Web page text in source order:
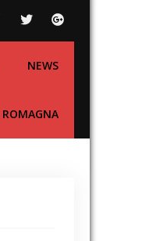
NEWS
ROMAGNA